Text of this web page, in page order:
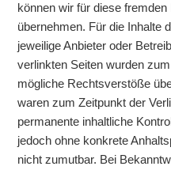
können wir für diese
übernehmen. Für die Inhalte
jeweilige Anbieter oder
verlinkten Seiten wurden
mögliche Rechtsverstöße
waren zum Zeitpunkt der
permanente inhaltliche
jedoch ohne konkrete
nicht zumutbar. Bei